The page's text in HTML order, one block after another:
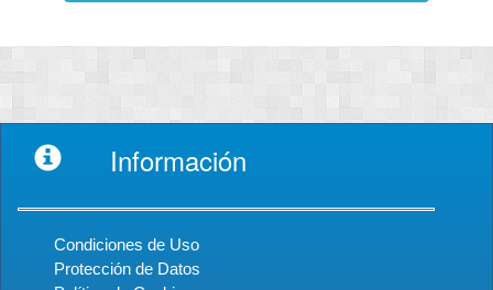
Información
Condiciones de Uso
Protección de Datos